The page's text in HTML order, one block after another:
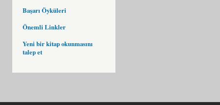
Başarı Öyküleri
Önemli Linkler
Yeni bir kitap okunmasını
talep et